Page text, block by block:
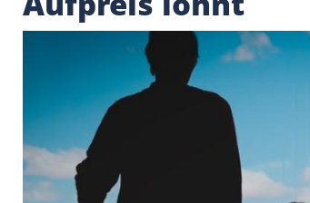
Direktflug
Aufpreis lohnt